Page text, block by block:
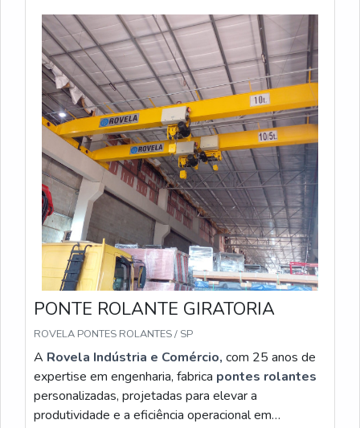
frenagem na direção; ✔ Microvelocidade para
posicionamento de cargas; ✔ Dispositivo de
sobrecarga; ✔ Fim de curso na elevação e direção; ✔
Monitoramento de carga com Load-Master²; ✔
Batentes mecânicos na direção.
PONTE ROLANTE GIRATORIA
ROVELA PONTES ROLANTES / SP
A Rovela Indústria e Comércio, com 25 anos de
expertise em engenharia, fabrica pontes rolantes
personalizadas, projetadas para elevar a
produtividade e a eficiência operacional em